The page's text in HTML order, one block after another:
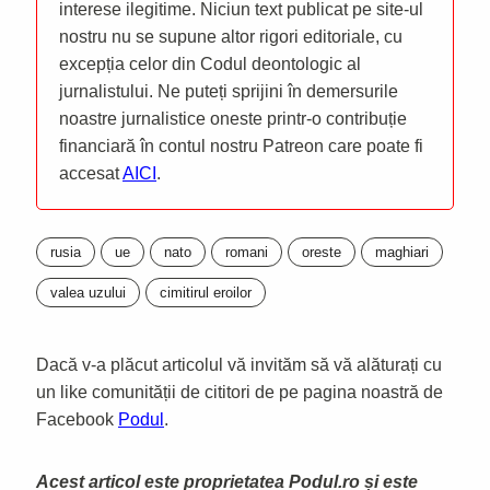
interese ilegitime. Niciun text publicat pe site-ul
nostru nu se supune altor rigori editoriale, cu
excepția celor din Codul deontologic al
jurnalistului. Ne puteți sprijini în demersurile
noastre jurnalistice oneste printr-o contribuție
financiară în contul nostru Patreon care poate fi
accesatAICI .
rusia ue nato romani oreste maghiari
valea uzului cimitirul eroilor
Dacă v-a plăcut articolul vă invităm să vă alăturați cu
un like comunității de cititori de pe pagina noastră de
Facebook Podul .
Acest articol este proprietatea Podul.ro și este